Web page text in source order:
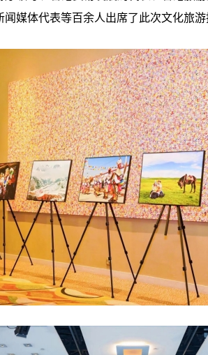
媒体代表等百余人出席了此次文化旅游